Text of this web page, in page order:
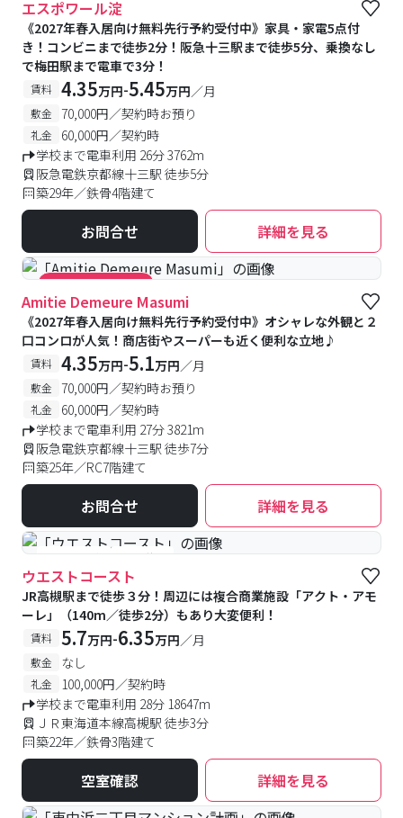
エスポワール淀
《2027年春入居向け無料先行予約受付中》家具・家電5点付
き！コンビニまで徒歩2分！阪急十三駅まで徒歩5分、乗換なし
で梅田駅まで電車で3分！
賃料 4.35万円-5.45万円／月
敷金 70,000円／契約時お預り
礼金
60,000円／契約時
学校まで電車利用 26分 3762m
阪急電鉄京都線十三駅 徒歩5分
築29年／鉄骨4階建て
お問合せ 詳細を見る
#キャンペーン実施中
Amitie Demeure Masumi
《2027年春入居向け無料先行予約受付中》オシャレな外観と２
口コンロが人気！商店街やスーパーも近く便利な立地♪
賃料 4.35万円-5.1万円／月
敷金 70,000円／契約時お預り
礼金
60,000円／契約時
学校まで電車利用 27分 3821m
阪急電鉄京都線十三駅 徒歩7分
築25年／RC7階建て
お問合せ 詳細を見る
#予約受付中 #空室待ち
ウエストコースト
JR高槻駅まで徒歩３分！周辺には複合商業施設「アクト・アモ
ーレ」（140m／徒歩2分）もあり大変便利！
賃料 5.7万円-6.35万円／月
敷金 なし
礼金
100,000円／契約時
学校まで電車利用 28分 18647m
ＪＲ東海道本線高槻駅 徒歩3分
築22年／鉄骨3階建て
空室確認 詳細を見る